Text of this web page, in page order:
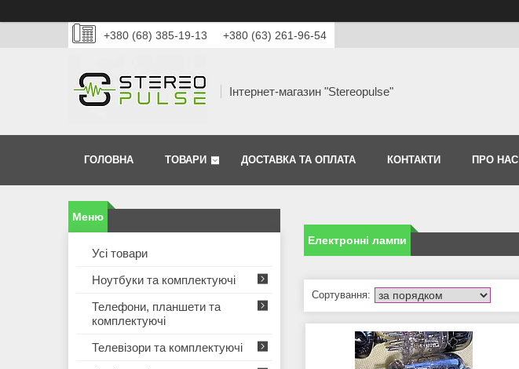
+380 (68) 385-19-13 +380 (63) 261-96-54
Інтернет-магазин "Stereopulse"
ГОЛОВНА ТОВАРИ ДОСТАВКА ТА ОПЛАТА КОНТАКТИ ПРО НАС
Електронні лампи
Усі товари
Ноутбуки та комплектуючі
Телефони, планшети та
комплектуючі
Телевізори та комплектуючі